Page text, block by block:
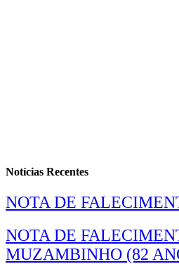
Notícias Recentes
NOTA DE
NOTA DE
MUZAMBINHO (82